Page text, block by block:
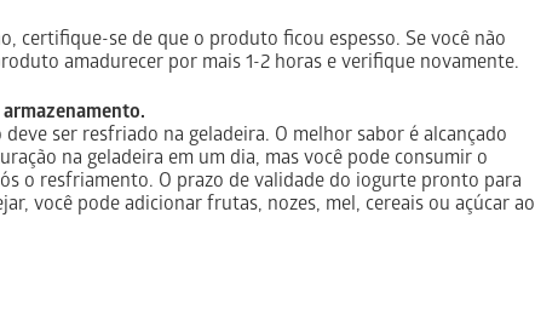
certifique-se de que o produto ficou espesso. Se você não
amadurecer por mais 1-2 horas e verifique novamente.
ser resfriado na geladeira. O melhor sabor é alcançado
na geladeira em um dia, mas você pode consumir o
o resfriamento. O prazo de validade do iogurte pronto para
você pode adicionar frutas, nozes, mel, cereais ou açúcar ao